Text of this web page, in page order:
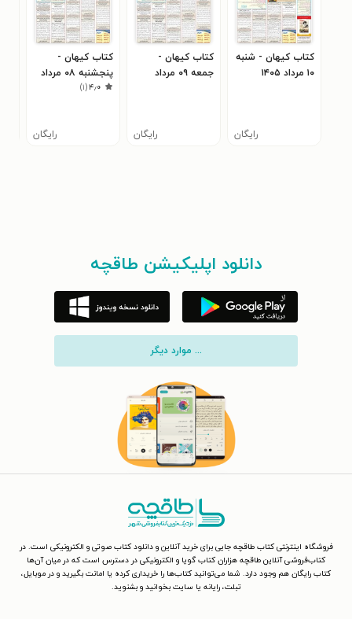
کتاب کیهان - شنبه
۱۰ مرداد ۱۴۰۵
رایگان
کتاب کیهان -
جمعه ۰۹ مرداد
رایگان
کتاب کیهان -
پنجشنبه ۰۸ مرداد
۱۴۰۵۴٫۰(۱)
رایگان
دانلود اپلیکیشن طاقچه
... موارد دیگر
فروشگاه اینترنتی کتاب طاقچه جایی برای خرید آنلاین و دانلود کتاب صوتی و الکترونیکی است. در
کتاب‌فروشی آنلاین طاقچه هزاران کتاب گویا و الکترونیکی در دسترس است که در میان آن‌ها
کتاب رایگان هم وجود دارد. شما می‌توانید کتاب‌ها را خریداری کرده یا امانت بگیرید و در موبایل،
تبلت، رایانه یا سایت بخوانید و بشنوید.